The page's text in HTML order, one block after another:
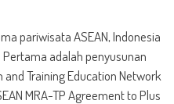
pariwisata ASEAN, Indonesia
adalah penyusunan
and Training Education Network
MRA-TP Agreement to Plus